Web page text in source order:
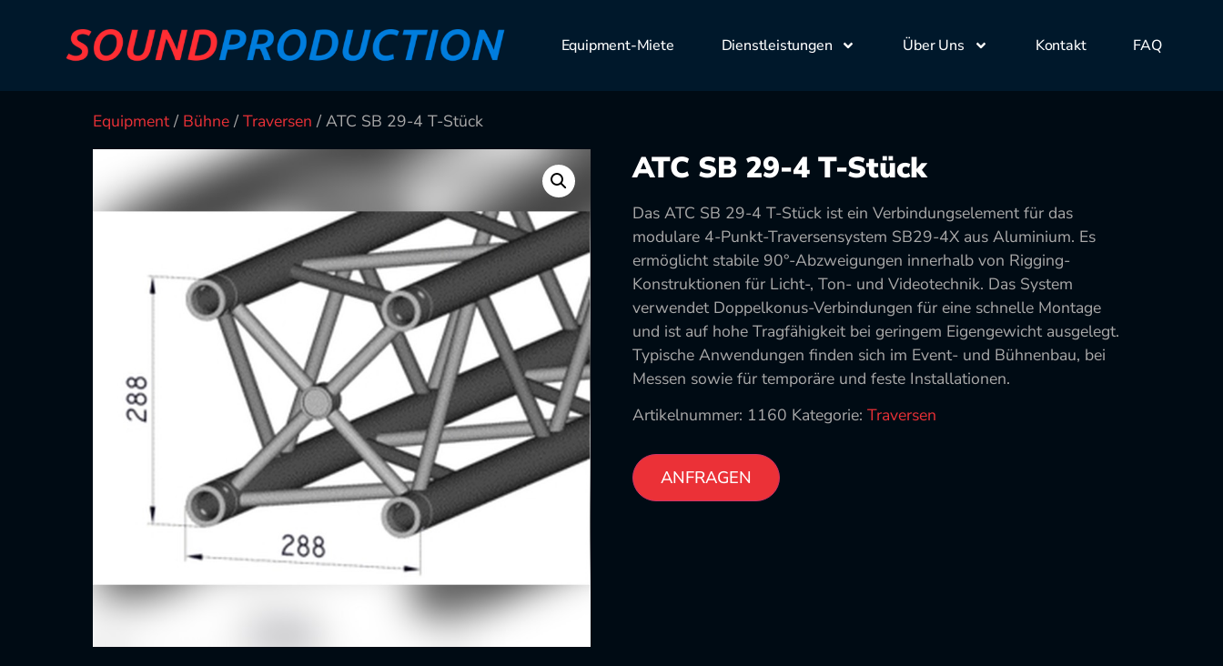
Equipment-Miete Dienstleistungen Über Uns Kontakt FAQ
Equipment/ Bühne/Traversen / ATC SB 29-4 T-Stück
ATC SB 29-4 T-Stück
Das ATC SB 29-4 T-Stück ist ein Verbindungselement für das
modulare 4-Punkt-Traversensystem SB29-4X aus Aluminium. Es
ermöglicht stabile 90°-Abzweigungen innerhalb von Rigging-
Konstruktionen für Licht-, Ton- und Videotechnik. Das System
verwendet Doppelkonus-Verbindungen für eine schnelle Montage
und ist auf hohe Tragfähigkeit bei geringem Eigengewicht ausgelegt.
Typische Anwendungen finden sich im Event- und Bühnenbau, bei
Messen sowie für temporäre und feste Installationen.
Artikelnummer: 1160 Kategorie: Traversen
ANFRAGEN